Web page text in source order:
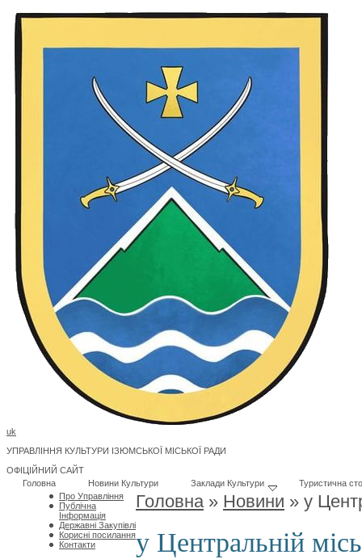
uk
УПРАВЛІННЯ КУЛЬТУРИ ІЗЮМСЬКОЇ МІСЬКОЇ РАДИ
ОФІЦІЙНИЙ САЙТ
Головна
Новини Культури Заклади Культури
Туристична
Про Управління
Публічна
Інформація
Державні Закупівлі
Корисні посилання
Контакти
Головна» Новини » у
у Центральній